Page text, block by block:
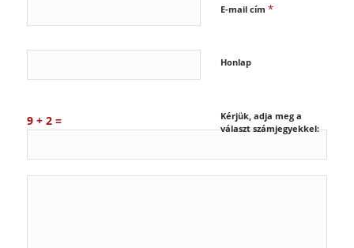
E-mail cím *
Honlap
Kérjük, adja meg a
választ számjegyekkel:
9 + 2 =